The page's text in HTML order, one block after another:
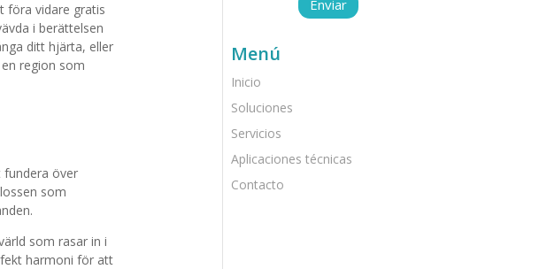
föra vidare gratis
i berättelsen
ditt hjärta, eller
region som
fundera över
som
som rasar in i
harmoni för att
Menú
Inicio
Soluciones
Servicios
Aplicaciones técnicas
Contacto